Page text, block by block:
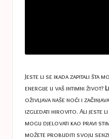
Jeste li se ikada zapitali šta
energije u vaš intimni život?
oživljava naše noći i
izgledati hirovito. Ali jeste li
mogu djelovati kao pravi
možete probuditi svoju